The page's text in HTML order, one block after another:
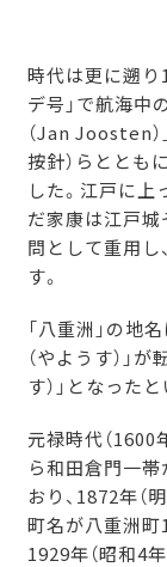
時代は更に遡り
デ号」で航海中
（Jan Joosten）
按針）らととも
した。江戸に上
だ家康は江戸城
問として重用し
す。
「八重洲」の地
（やようす）」が
す）」となった
元禄時代（1600
ら和田倉門一帯
おり、1872年（
町名が八重洲町
1929年（昭和4